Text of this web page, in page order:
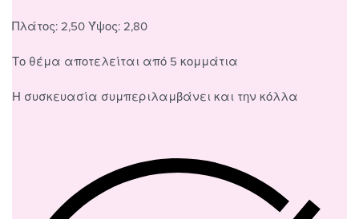
Πλάτος: 2,50 Ύψος: 2,80
Το θέμα αποτελείται από 5 κομμάτια
Η συσκευασία συμπεριλαμβάνει και την κόλλα